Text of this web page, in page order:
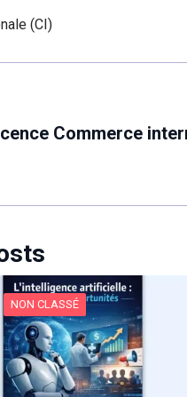
(CI)
Commerce
NON CLASSÉ